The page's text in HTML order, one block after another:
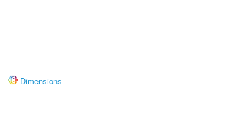
Dimensions